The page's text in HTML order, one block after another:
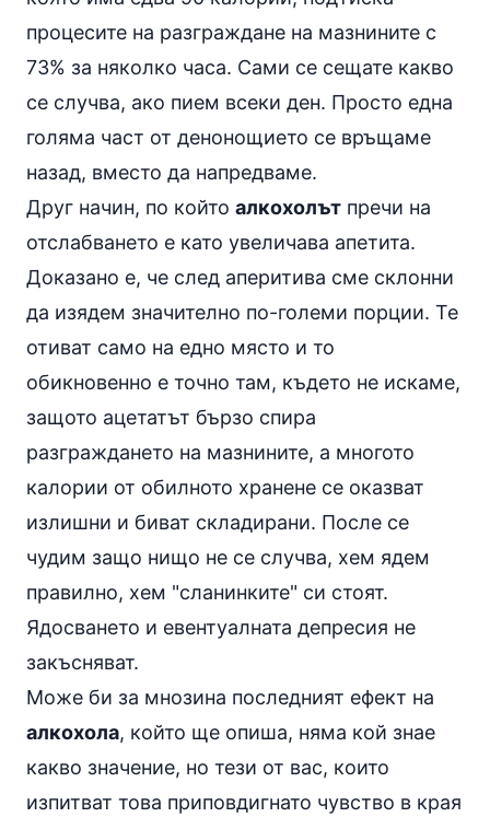
процесите на разграждане на мазнините с
73% за няколко часа. Сами се сещате какво
се случва, ако пием всеки ден. Просто една
голяма част от денонощието се връщаме
назад, вместо да напредваме.
Друг начин, по който алкохолът пречи на
отслабването е като увеличава апетита.
Доказано е, че след аперитива сме склонни
да изядем значително по-големи порции. Те
отиват само на едно място и то
обикновенно е точно там, където не искаме,
защото ацетатът бързо спира
разграждането на мазнините, а многото
калории от обилното хранене се оказват
излишни и биват складирани. После се
чудим защо нищо не се случва, хем ядем
правилно, хем "сланинките" си стоят.
Ядосването и евентуалната депресия не
закъсняват.
Може би за мнозина последният ефект на
алкохола, който ще опиша, няма кой знае
какво значение, но тези от вас, които
изпитват това приповдигнато чувство в края